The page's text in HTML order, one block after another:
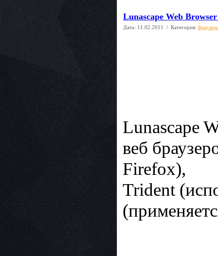
Lunascape Web
Дата: 11.02.2011 / Категория:
Lunascape
веб
Firefox),
Trident